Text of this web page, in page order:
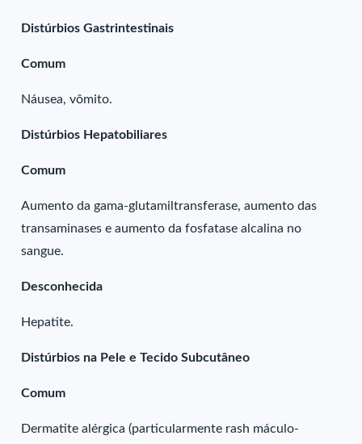
Distúrbios Gastrintestinais
Comum
Náusea, vômito.
Distúrbios Hepatobiliares
Comum
Aumento da gama-glutamiltransferase, aumento das
transaminases e aumento da fosfatase alcalina no
sangue.
Desconhecida
Hepatite.
Distúrbios na Pele e Tecido Subcutâneo
Comum
Dermatite alérgica (particularmente rash máculo-